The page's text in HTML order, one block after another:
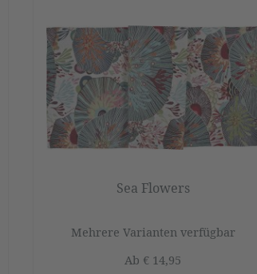
Sea Flowers
Mehrere Varianten verfügbar
Ab € 14,95